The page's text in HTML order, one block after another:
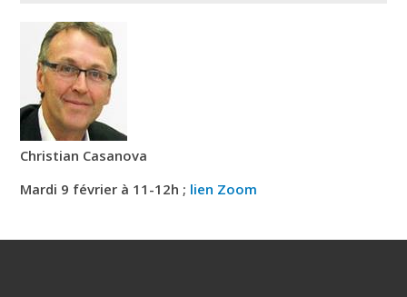
Christian Casanova
Mardi 9 février à 11-12h ; lien Zoom